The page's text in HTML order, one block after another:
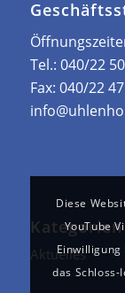
Tel.: 040/22
Fax: 040/22
Kategorien
Aktuelles
Diese
YouTube
das Schloss-